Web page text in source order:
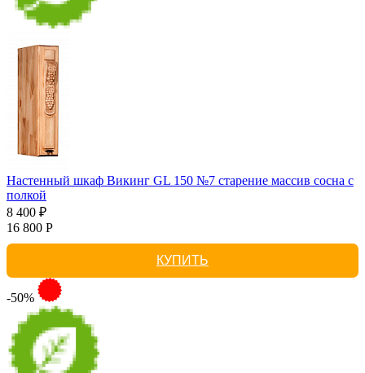
Настенный шкаф Викинг GL 150 №7 старение массив сосна с
полкой
8 400 ₽
16 800 Р
КУПИТЬ
-50%